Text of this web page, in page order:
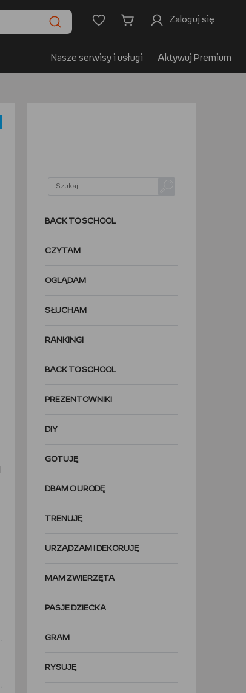
Zaloguj się
Nasze serwisy i usługi Aktywuj Premium
BACK TO SCHOOL
CZYTAM
OGLĄDAM
SŁUCHAM
RANKINGI
BACK TO SCHOOL
PREZENTOWNIKI
DIY
GOTUJĘ
DBAM O URODĘ
TRENUJĘ
URZĄDZAM I DEKORUJĘ
MAM ZWIERZĘTA
PASJE DZIECKA
GRAM
RYSUJĘ